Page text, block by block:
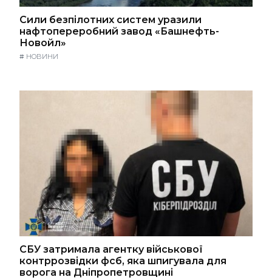
Сили безпілотних систем уразили
нафтопереробний завод «Башнефть-
Новойл»
# НОВИНИ
СБУ затримала агентку військової
контррозвідки фсб, яка шпигувала для
ворога на Дніпропетровщині